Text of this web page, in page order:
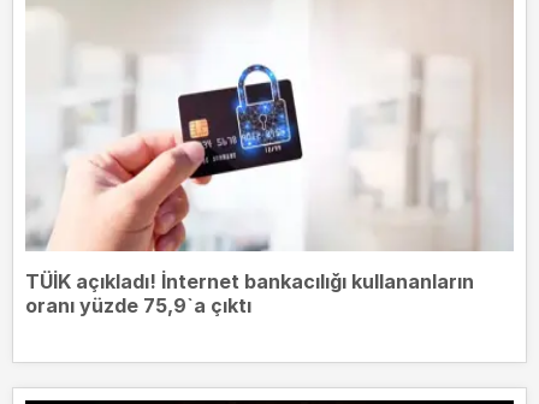
TÜİK açıkladı! İnternet bankacılığı kullananların
oranı yüzde 75,9`a çıktı